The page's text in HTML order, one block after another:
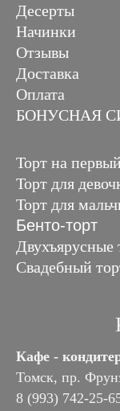
Десерты
Начинки
Отзывы
Доставка
Оплата
БОНУСНАЯ
Торт на
Торт для
Торт для
Бенто-торт
Двухъярусные
Свадебный
Кафе -
Томск, пр.
8 (993) 742-25-